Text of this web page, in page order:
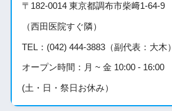
〒182-0014 東京都調布市柴﨑1-64-9
（西田医院すぐ隣）
TEL：(042) 444-3883（副代表：大木）
オープン時間：月 ~ 金 10:00 - 16:00
(土・日・祭日お休み）